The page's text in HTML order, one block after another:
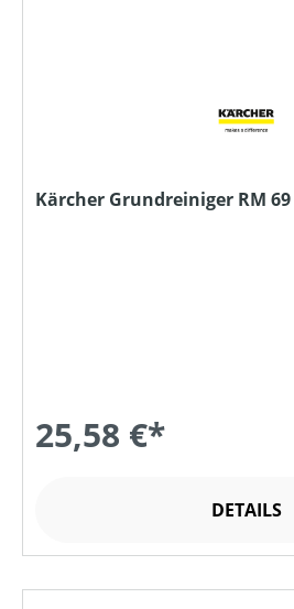
Kärcher Grundreiniger RM
25,58 €*
DETAILS